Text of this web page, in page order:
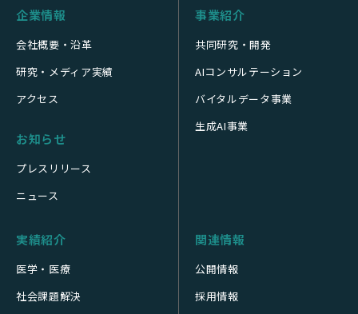
企業情報
会社概要・沿革
研究・メディア実績
アクセス
お知らせ
プレスリリース
ニュース
事業紹介
共同研究・開発
AIコンサルテーション
バイタルデータ事業
生成AI事業
実績紹介
医学・医療
社会課題解決
関連情報
公開情報
採用情報